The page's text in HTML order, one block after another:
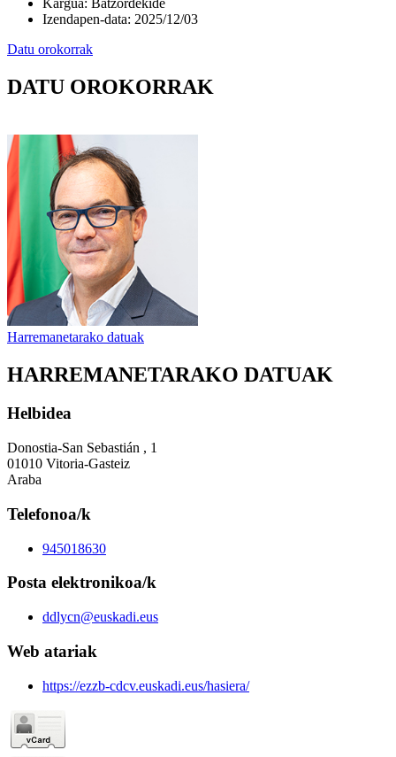
Izendapen-data: 2025/12/03
Datu orokorrak
DATU OROKORRAK
Harremanetarako datuak
HARREMANETARAKO DATUAK
Helbidea
Donostia-San Sebastián , 1
01010 Vitoria-Gasteiz
Araba
Telefonoa/k
945018630
Posta elektronikoa/k
ddlycn@euskadi.eus
Web atariak
https://ezzb-cdcv.euskadi.eus/hasiera/